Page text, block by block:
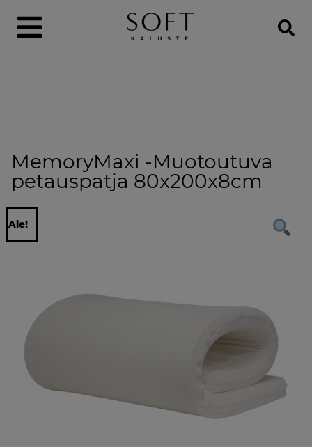
MemoryMaxi -Muotoutuva
petauspatja 80x200x8cm
Ale!